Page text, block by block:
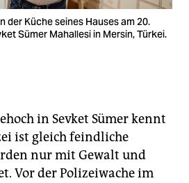
der Küche seines Hauses am 20.
Sümer Mahallesi in Mersin, Türkei.
in Sevket Sümer kennt
ist gleich feindliche
nur mit Gewalt und
Vor der Polizeiwache im